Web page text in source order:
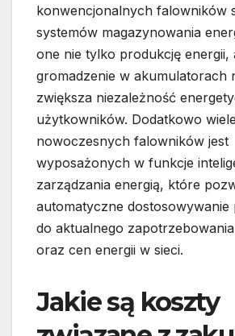
konwencjonalnych falowników
systemów magazynowania
one nie tylko produkcję energii,
gromadzenie w akumulatorach
zwiększa niezależność
użytkowników. Dodatkowo wiele
nowoczesnych falowników jest
wyposażonych w funkcje
zarządzania energią, które
automatyczne dostosowywanie
do aktualnego
oraz cen energii w sieci.
Jakie są koszty